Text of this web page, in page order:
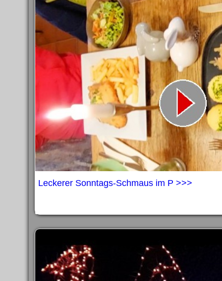
Leckerer Sonntags-Schmaus im P >>>